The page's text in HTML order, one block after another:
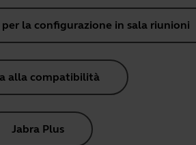
la configurazione in sala riunioni
alla compatibilità
Jabra Plus